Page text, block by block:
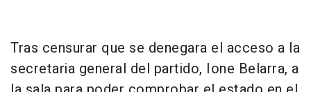
Tras censurar que se denegara el acceso a la
secretaria general del partido, Ione Belarra, a